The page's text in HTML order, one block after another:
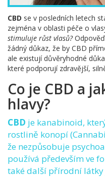
CBD se v posledních letech
zejména v oblasti péče o
stimuluje růst vlasů?
žádný důkaz, že by CBD
ale existují důvěryhodné
které podporují zdravější,
Co je CBD a
hlavy?
CBD je kanabinoid,
rostlině konopí
že nezpůsobuje
používá především ve
také další přírodní